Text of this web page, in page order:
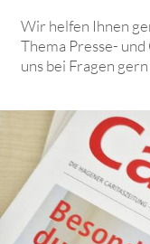
Wir helfen Ihnen
Thema Presse-
uns bei Fragen